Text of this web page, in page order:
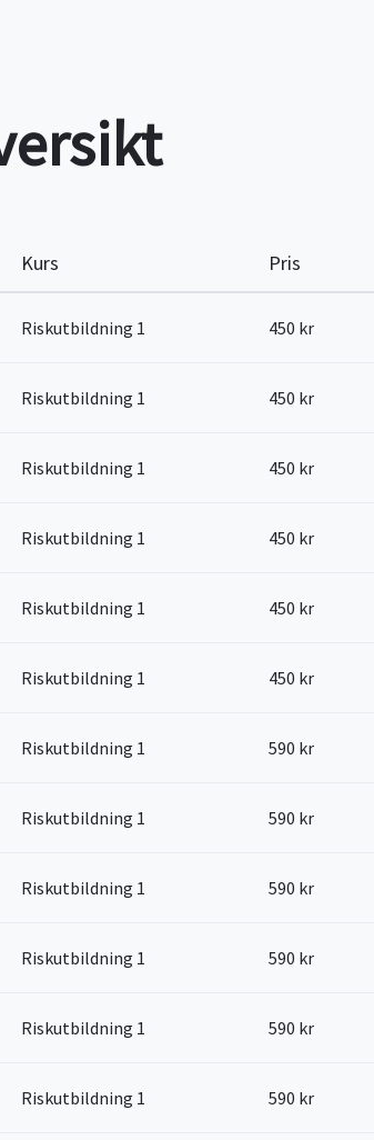
Kurs Pris
Riskutbildning 1 450 kr
Riskutbildning 1 450 kr
Riskutbildning 1 450 kr
Riskutbildning 1 450 kr
Riskutbildning 1 450 kr
Riskutbildning 1 450 kr
Riskutbildning 1 590 kr
Riskutbildning 1 590 kr
Riskutbildning 1 590 kr
Riskutbildning 1 590 kr
Riskutbildning 1 590 kr
Riskutbildning 1 590 kr